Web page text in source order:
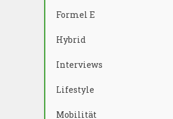
Formel E
Hybrid
Interviews
Lifestyle
Mobilität